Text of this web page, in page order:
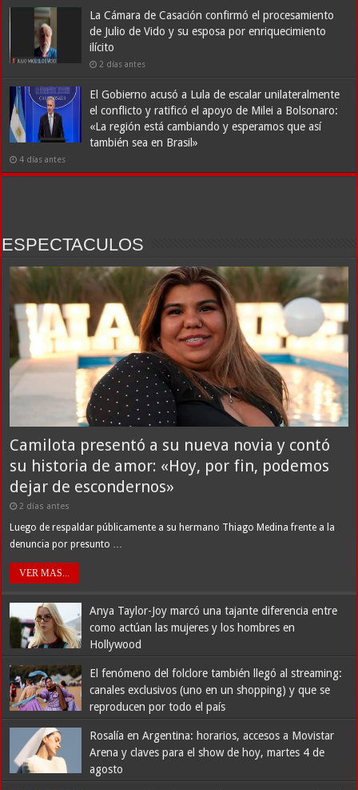
La Cámara de Casación confirmó el procesamiento
de Julio de Vido y su esposa por enriquecimiento
ilícito
2 días antes
El Gobierno acusó a Lula de escalar unilateralmente
el conflicto y ratificó el apoyo de Milei a Bolsonaro:
«La región está cambiando y esperamos que así
también sea en Brasil»
4 días antes
ESPECTACULOS
Camilota presentó a su nueva novia y contó
su historia de amor: «Hoy, por fin, podemos
dejar de escondernos»
2 días antes
Luego de respaldar públicamente a su hermano Thiago Medina frente a la
denuncia por presunto …
VER MAS...
Anya Taylor-Joy marcó una tajante diferencia entre
como actúan las mujeres y los hombres en
Hollywood
El fenómeno del folclore también llegó al streaming:
canales exclusivos (uno en un shopping) y que se
reproducen por todo el país
Rosalía en Argentina: horarios, accesos a Movistar
Arena y claves para el show de hoy, martes 4 de
agosto